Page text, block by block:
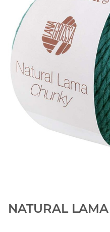
NATURAL